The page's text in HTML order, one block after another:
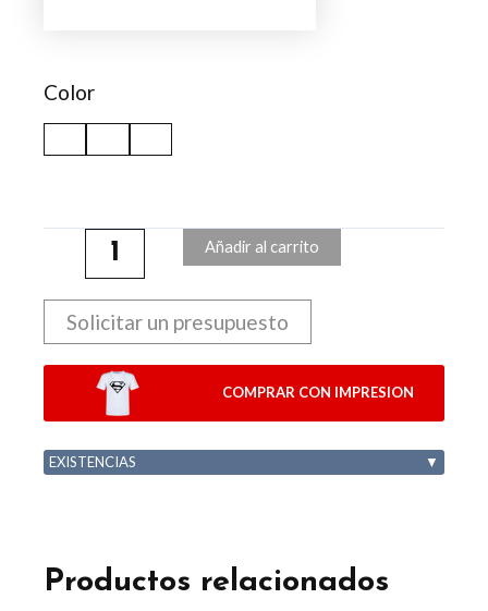
Color
Añadir al carrito
Solicitar un presupuesto
COMPRAR CON IMPRESION
EXISTENCIAS ▼
Productos relacionados